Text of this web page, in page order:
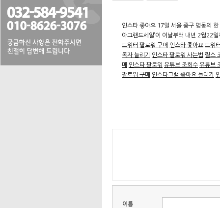
인스타 좋아요 17일 서울 중구 명동의
아그랜드세일’이 이날부터 내년 2월22
트위터 팔로워 구매 인스타 좋아요 트위
독자 늘리기
인스타 팔로워 사는법 릴스
매 인스타 팔로워 유튜브 조회수 유튜브
팔로워 구매 인스타그램 좋아요 늘리기
이름